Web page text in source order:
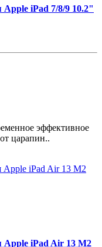
iPad 7/8/9 10.2"
эффективное
царапин..
Apple iPad Air 13 M2